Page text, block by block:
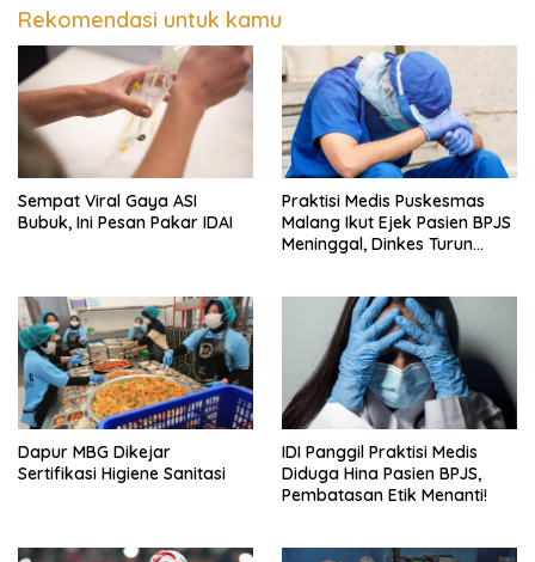
Rekomendasi untuk kamu
Sempat Viral Gaya ASI
Bubuk, Ini Pesan Pakar IDAI
Praktisi Medis Puskesmas
Malang Ikut Ejek Pasien BPJS
Meninggal, Dinkes Turun
Dapur MBG Dikejar
Sertifikasi Higiene Sanitasi
IDI Panggil Praktisi Medis
Diduga Hina Pasien BPJS,
Pembatasan Etik Menanti!